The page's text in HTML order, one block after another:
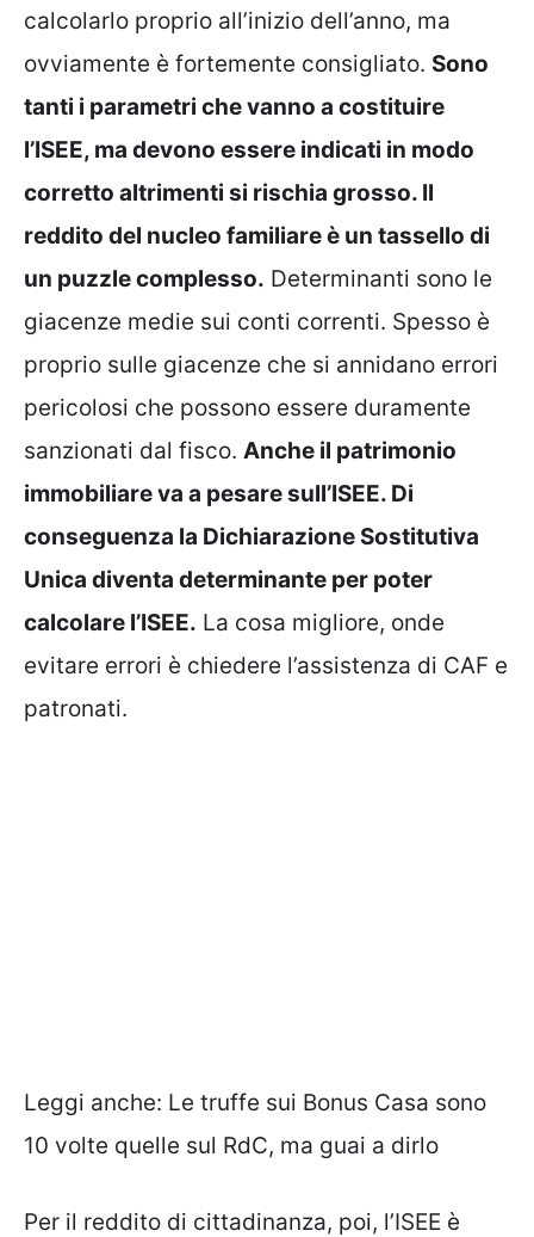
calcolarlo proprio all’inizio dell’anno, ma
ovviamente è fortemente consigliato. Sono
tanti i parametri che vanno a costituire
l’ISEE, ma devono essere indicati in modo
corretto altrimenti si rischia grosso. Il
reddito del nucleo familiare è un tassello di
un puzzle complesso. Determinanti sono le
giacenze medie sui conti correnti. Spesso è
proprio sulle giacenze che si annidano errori
pericolosi che possono essere duramente
sanzionati dal fisco. Anche il patrimonio
immobiliare va a pesare sull’ISEE. Di
conseguenza la Dichiarazione Sostitutiva
Unica diventa determinante per poter
calcolare l’ISEE. La cosa migliore, onde
evitare errori è chiedere l’assistenza di CAF e
patronati.
Leggi anche: Le truffe sui Bonus Casa sono
10 volte quelle sul RdC, ma guai a dirlo
Per il reddito di cittadinanza, poi, l’ISEE è